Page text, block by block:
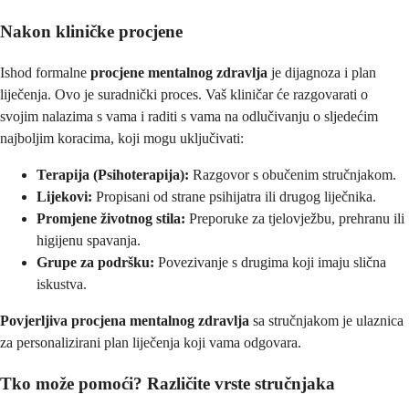
Nakon kliničke procjene
Ishod formalne procjene mentalnog zdravlja je dijagnoza i plan
liječenja. Ovo je suradnički proces. Vaš kliničar će razgovarati o
svojim nalazima s vama i raditi s vama na odlučivanju o sljedećim
najboljim koracima, koji mogu uključivati:
Terapija (Psihoterapija): Razgovor s obučenim stručnjakom.
Lijekovi: Propisani od strane psihijatra ili drugog liječnika.
Promjene životnog stila: Preporuke za tjelovježbu, prehranu ili
higijenu spavanja.
Grupe za podršku: Povezivanje s drugima koji imaju slična
iskustva.
Povjerljiva procjena mentalnog zdravlja sa stručnjakom je ulaznica
za personalizirani plan liječenja koji vama odgovara.
Tko može pomoći? Različite vrste stručnjaka